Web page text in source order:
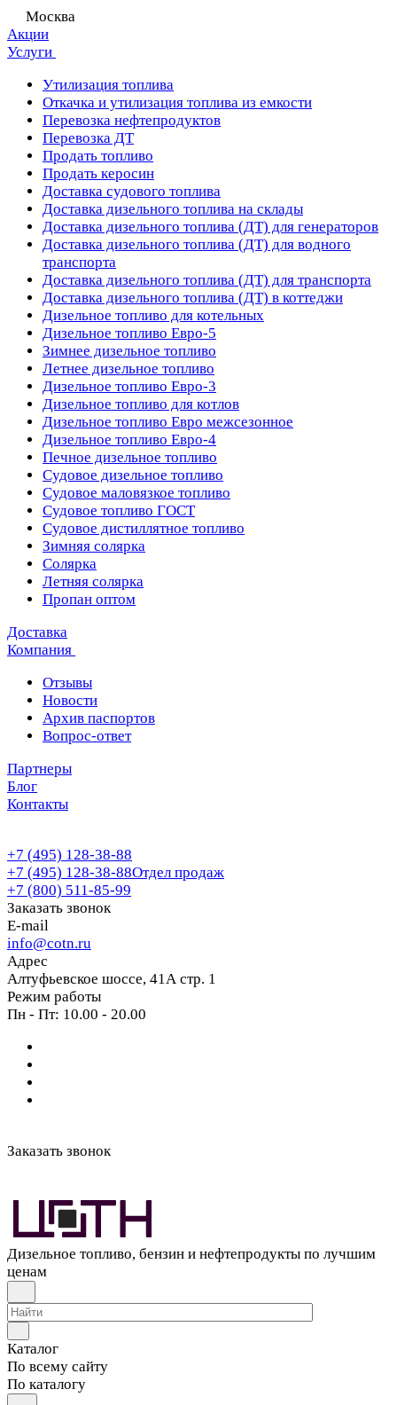
Москва
Акции
Услуги
Утилизация топлива
Откачка и утилизация топлива из емкости
Перевозка нефтепродуктов
Перевозка ДТ
Продать топливо
Продать керосин
Доставка судового топлива
Доставка дизельного топлива на склады
Доставка дизельного топлива (ДТ) для генераторов
Доставка дизельного топлива (ДТ) для водного
транспорта
Доставка дизельного топлива (ДТ) для транспорта
Доставка дизельного топлива (ДТ) в коттеджи
Дизельное топливо для котельных
Дизельное топливо Евро-5
Зимнее дизельное топливо
Летнее дизельное топливо
Дизельное топливо Евро-3
Дизельное топливо для котлов
Дизельное топливо Евро межсезонное
Дизельное топливо Евро-4
Печное дизельное топливо
Судовое дизельное топливо
Судовое маловязкое топливо
Судовое топливо ГОСТ
Судовое дистиллятное топливо
Зимняя солярка
Солярка
Летняя солярка
Пропан оптом
Доставка
Компания
Отзывы
Новости
Архив паспортов
Вопрос-ответ
Партнеры
Блог
Контакты
+7 (495) 128-38-88
+7 (495) 128-38-88Отдел продаж
+7 (800) 511-85-99
Заказать звонок
E-mail
info@cotn.ru
Адрес
Алтуфьевское шоссе, 41А стр. 1
Режим работы
Пн - Пт: 10.00 - 20.00
Заказать звонок
Дизельное топливо, бензин и нефтепродукты по лучшим
ценам
Каталог
По всему сайту
По каталогу